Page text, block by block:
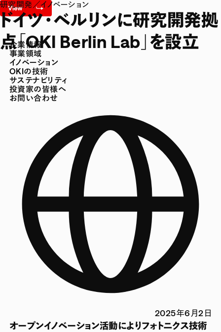
企業情報
事業領域
イノベーション
OKIの技術
サステナビリティ
投資家の皆様へ
お問い合わせ
研究開発／イノベーション
ドイツ・ベルリンに研究開発拠
点「OKI Berlin Lab」を設立
2025年6月2日
オープンイノベーション活動によりフォトニクス技術